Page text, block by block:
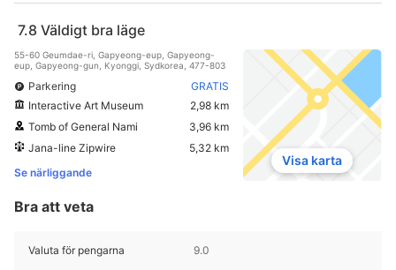
7.8 Väldigt bra läge
55-60 Geumdae-ri, Gapyeong-eup, Gapyeong-
eup, Gapyeong-gun, Kyonggi, Sydkorea, 477-803
Parkering
GRATIS
Interactive Art Museum
2,98 km
Tomb of General Nami
3,96 km
Jana-line Zipwire
5,32 km
Se närliggande
Visa karta
Bra att veta
Valuta för pengarna 9.0